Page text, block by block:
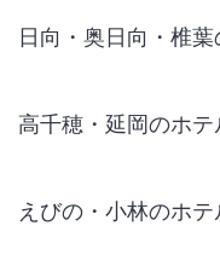
日向・奥日向・椎
高千穂・延岡のホ
えびの・小林のホ